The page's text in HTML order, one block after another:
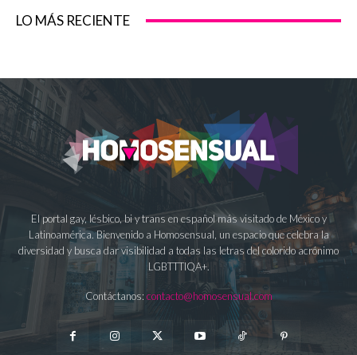
LO MÁS RECIENTE
El portal gay, lésbico, bi y trans en español más visitado de México y
Latinoamérica. Bienvenido a Homosensual, un espacio que celebra la
diversidad y busca dar visibilidad a todas las letras del colorido acrónimo
LGBTTTIQA+.
Contáctanos: contacto@homosensual.com